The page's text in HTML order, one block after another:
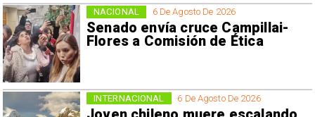
6 De Agosto De 2026
Senado envía cruce Campillai-
Flores a Comisión de Ética
NACIONAL
6 De Agosto De 2026
INTERNACIONAL